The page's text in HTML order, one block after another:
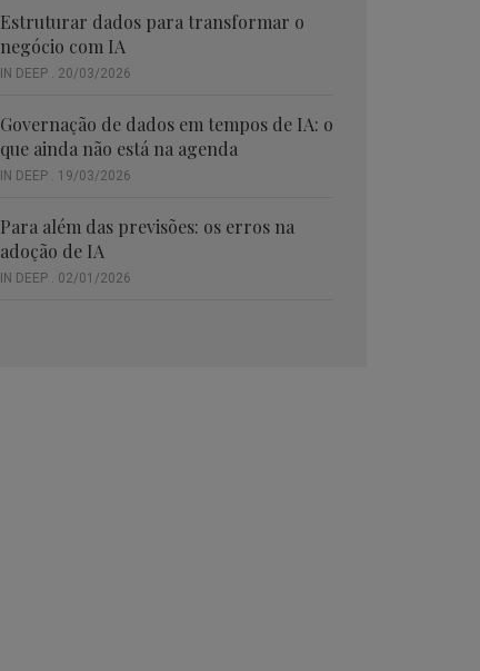
Estruturar dados para transformar o
negócio com IA
IN DEEP . 20/03/2026
Governação de dados em tempos de IA: o
que ainda não está na agenda
IN DEEP . 19/03/2026
Para além das previsões: os erros na
adoção de IA
IN DEEP . 02/01/2026